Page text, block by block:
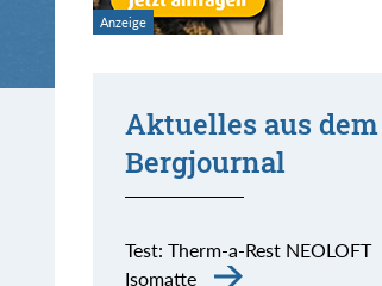
Aktuelles aus dem
Bergjournal
Test: Therm-a-Rest NEOLOFT
Isomatte